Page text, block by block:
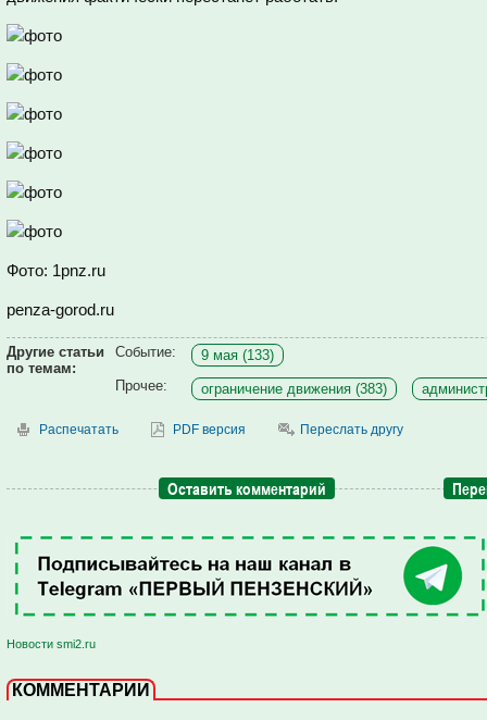
Фото: 1pnz.ru
penza-gorod.ru
Другие статьи
по темам:
Событие:
9 мая (133)
Прочее:
ограничение движения (383)
Распечатать PDF версия Переслать другу
Оставить комментарий
Новости smi2.ru
КОММЕНТАРИИ